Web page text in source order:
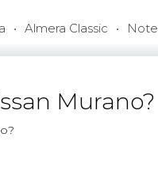
Almera Classic Note
Murano?